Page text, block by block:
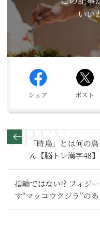
いい
シェア ポスト
「時鳥」とは何の
ん【脳トレ漢字48】
指輪ではない!? フィジ
す“マッコウクジラ”の